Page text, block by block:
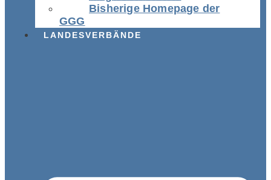
Bisherige Homepage der
GGG
LANDESVERBÄNDE